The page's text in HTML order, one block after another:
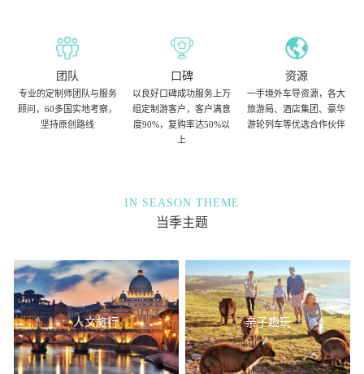
团队
专业的定制师团队与服务
顾问，60多国实地考察，
坚持原创路线
口碑
以良好口碑成功服务上万
组定制游客户，客户满意
度90%，复购率达50%以
上
资源
一手境外车导资源，各大
旅游局、酒店集团、豪华
游轮列车等优选合作伙伴
IN SEASON THEME
当季主题
人文旅行 亲子趣玩